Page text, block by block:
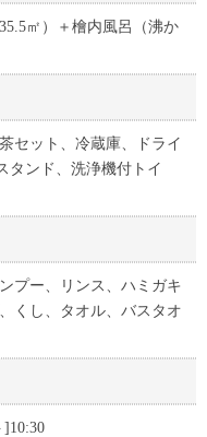
㎡）＋檜内風呂（沸か
セット、冷蔵庫、ドライ
タンド、洗浄機付トイ
プー、リンス、ハミガキ
くし、タオル、バスタオ